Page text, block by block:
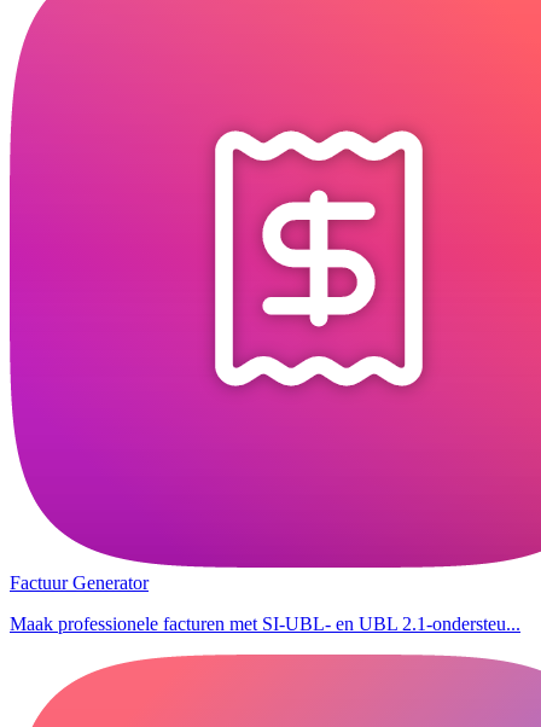
Factuur Generator
Maak professionele facturen met SI-UBL- en UBL 2.1-ondersteu...